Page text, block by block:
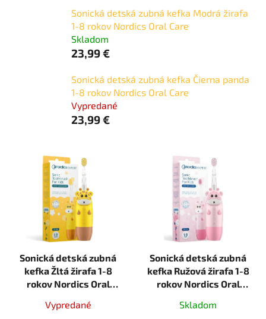
Sonická detská zubná kefka Modrá žirafa
1-8 rokov Nordics Oral Care
Skladom
23,99 €
Sonická detská zubná kefka Čierna panda
1-8 rokov Nordics Oral Care
Vypredané
23,99 €
Sonická detská zubná
kefka Žltá žirafa 1-8
rokov Nordics Oral
Vypredané
Sonická detská zubná
kefka Ružová žirafa 1-8
rokov Nordics Oral
Skladom